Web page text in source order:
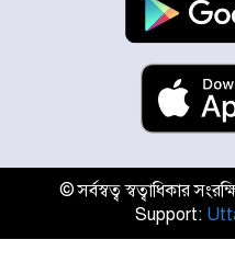
যোগ
জেলা
© সর্বস্বত্ব স্বত্বাধিকার
Support: